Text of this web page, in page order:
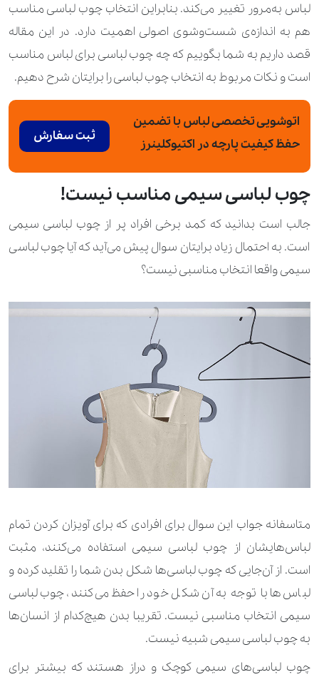
لباس به‌مرور تغییر می‌کند. بنابراین انتخاب چوب لباسی مناسب
هم به اندازه‌ی شست‌وشوی اصولی اهمیت دارد. در این مقاله
قصد داریم به شما بگوییم که چه چوب لباسی برای لباس مناسب
است و نکات مربوط به انتخاب چوب لباسی را برایتان شرح دهیم.
اتوشویی تخصصی لباس با تضمین
حفظ کیفیت پارچه در اکتیوکلینرز
ثبت سفارش
چوب لباسی سیمی مناسب نیست!
جالب است بدانید که کمد برخی افراد پر از چوب لباسی سیمی
است. به احتمال زیاد برایتان سوال پیش می‌آید که آیا چوب لباسی
سیمی واقعا انتخاب مناسبی نیست؟
متاسفانه جواب این سوال برای افرادی که برای آویزان کردن تمام
لباس‌هایشان از چوب لباسی سیمی استفاده می‌کنند، مثبت
است. از آن‌جایی که چوب لباسی‌ها شکل بدن شما را تقلید کرده و
لباس‌ها با توجه به آن شکل خود را حفظ می‌کنند، چوب لباسی
سیمی انتخاب مناسبی نیست. تقریبا بدن هیچ‌کدام از انسان‌ها
به چوب لباسی سیمی شبیه نیست.
چوب لباسی‌های سیمی کوچک و دراز هستند که بیشتر برای